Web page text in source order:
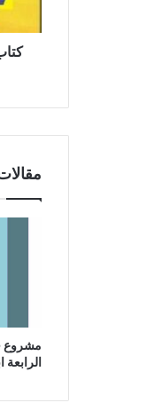
مشروع
الرابعة